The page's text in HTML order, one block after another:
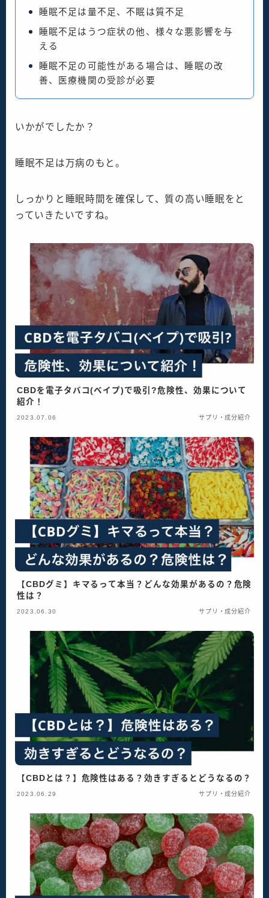
睡眠不足は量不足、不眠は質不足
睡眠不足はうつ症状の他、様々な悪影響を与
える
睡眠不足の可能性がある場合は、睡眠の改
善、医療機関の受診が必要
いかがでしたか？
睡眠不足は万病のもと。
しっかりと睡眠時間を確保して、質の高い睡眠をと
っていきたいですね。
CBDを電子タバコ(ベイプ)で吸引?危険性、効果について
紹介！
2023.07.06 サプリ・成分紹介
【CBDグミ】キマるって本当？どんな効果があるの？危険
性は？
2023.06.30 サプリ・成分紹介
【CBDとは？】危険性はある？効きすぎるとどうなるの？
2023.06.29 サプリ・成分紹介